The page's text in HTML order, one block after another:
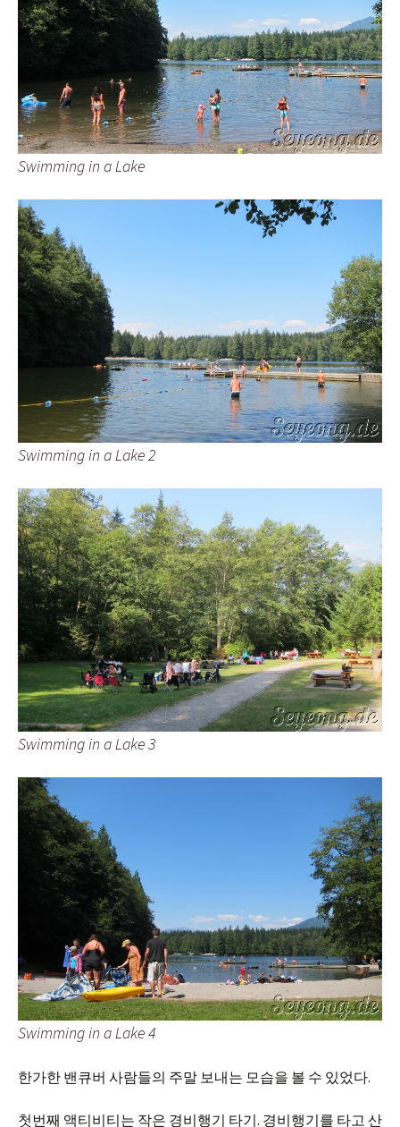
Swimming in a Lake
Swimming in a Lake 2
Swimming in a Lake 3
Swimming in a Lake 4
한가한 밴큐버 사람들의 주말 보내는 모습을 볼 수 있었다.
첫번째 액티비티는 작은 경비행기 타기. 경비행기를 타고 산